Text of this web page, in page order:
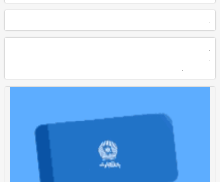
.
.
.
.